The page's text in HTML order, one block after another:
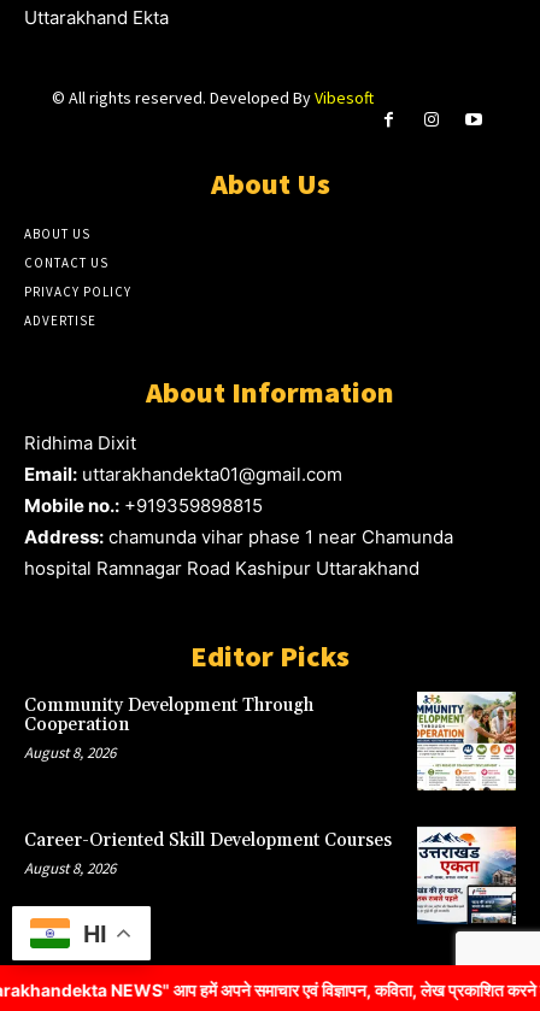
आप हमें अपने समाचार एवं विज्ञापन, कविता, लेख प्रकाशित करने के लिए
Uttarakhand Ekta
© All rights reserved. Developed ByVibesoft
About Us
ABOUT US
CONTACT US
PRIVACY POLICY
ADVERTISE
About Information
Ridhima Dixit
Email: uttarakhandekta01@gmail.com
Mobile no.: +919359898815
Address: chamunda vihar phase 1 near Chamunda
hospital Ramnagar Road Kashipur Uttarakhand
Editor Picks
Community Development Through
Cooperation
August 8, 2026
Career-Oriented Skill Development Courses
August 8, 2026
HI